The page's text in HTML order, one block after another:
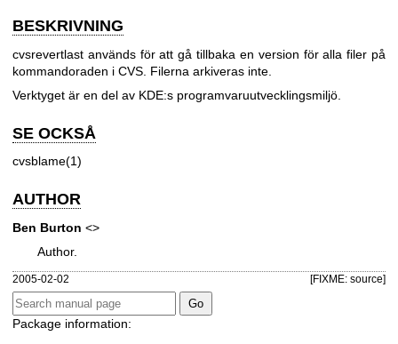
BESKRIVNING
cvsrevertlast används för att gå tillbaka en version för alla filer på
kommandoraden i CVS. Filerna arkiveras inte.
Verktyget är en del av KDE:s programvaruutvecklingsmiljö.
SE OCKSÅ
cvsblame(1)
AUTHOR
Ben Burton <>
Author.
2005-02-02 [FIXME: source]
Package information: